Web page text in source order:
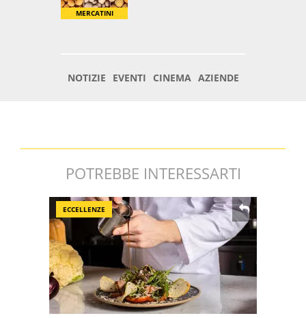
POTREBBE INTERESSARTI
ECCELLENZE